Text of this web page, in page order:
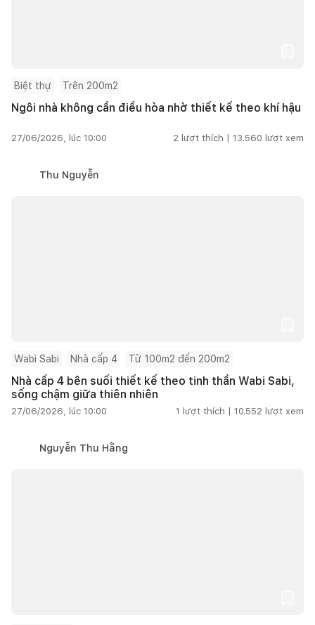
Biệt thự Trên 200m2
Ngôi nhà không cần điều hòa nhờ thiết kế theo khí hậu
27/06/2026, lúc 10:00 2 lượt thích | 13.560 lượt xem
Thu Nguyễn
Wabi Sabi Nhà cấp 4 Từ 100m2 đến 200m2
Nhà cấp 4 bên suối thiết kế theo tinh thần Wabi Sabi,
sống chậm giữa thiên nhiên
27/06/2026, lúc 10:00 1 lượt thích | 10.552 lượt xem
Nguyễn Thu Hằng